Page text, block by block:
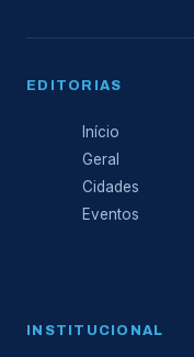
EDITORIAS
Início
Geral
Cidades
Eventos
INSTITUCIONAL